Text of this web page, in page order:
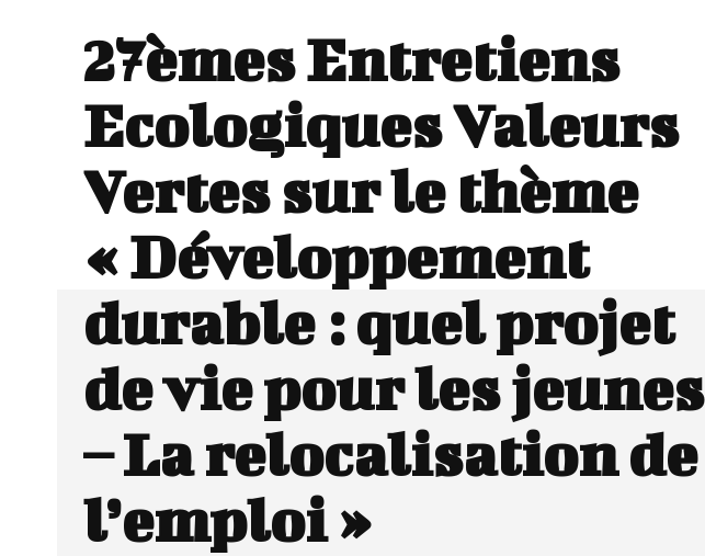
27èmes Entretiens
Ecologiques Valeurs
Vertes sur le thème
« Développement
durable : quel projet
de vie pour les jeunes
– La relocalisation de
l’emploi »